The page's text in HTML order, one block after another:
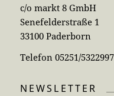
c/o markt 8 GmbH
Senefelderstraße 1
33100 Paderborn
Telefon 05251/5322997
NEWSLETTER